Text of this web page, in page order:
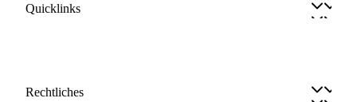
Quicklinks
Rechtliches